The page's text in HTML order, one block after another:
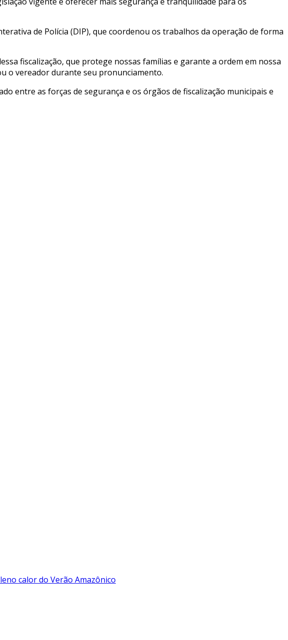
de Polícia (DIP), que coordenou os trabalhos da operação de forma
fiscalização, que protege nossas famílias e garante a ordem em nossa
o vereador durante seu pronunciamento.
entre as forças de segurança e os órgãos de fiscalização municipais e
calor do Verão Amazônico